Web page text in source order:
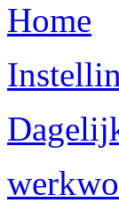
Home